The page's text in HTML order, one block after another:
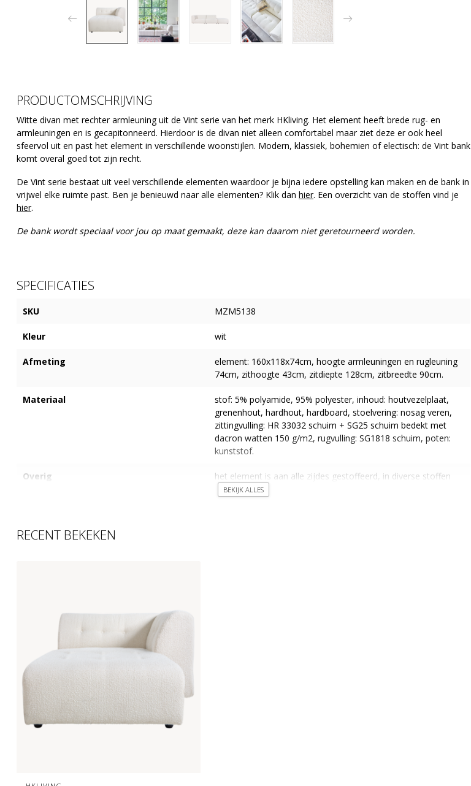
PRODUCTOMSCHRIJVING
Witte divan met rechter armleuning uit de Vint serie van het merk HKliving. Het element heeft brede rug- en
armleuningen en is gecapitonneerd. Hierdoor is de divan niet alleen comfortabel maar ziet deze er ook heel
sfeervol uit en past het element in verschillende woonstijlen. Modern, klassiek, bohemien of electisch: de Vint bank
komt overal goed tot zijn recht.
De Vint serie bestaat uit veel verschillende elementen waardoor je bijna iedere opstelling kan maken en de bank in
vrijwel elke ruimte past. Ben je benieuwd naar alle elementen? Klik dan hier. Een overzicht van de stoffen vind je
hier.
De bank wordt speciaal voor jou op maat gemaakt, deze kan daarom niet geretourneerd worden.
SPECIFICATIES
SKU MZM5138
Kleur wit
Afmeting
element: 160x118x74cm, hoogte armleuningen en rugleuning
74cm, zithoogte 43cm, zitdiepte 128cm, zitbreedte 90cm.
Materiaal
stof: 5% polyamide, 95% polyester, inhoud: houtvezelplaat,
grenenhout, hardhout, hardboard, stoelvering: nosag veren,
zittingvulling: HR 33032 schuim + SG25 schuim bedekt met
dacron watten 150 g/m2, rugvulling: SG1818 schuim, poten:
kunststof.
Overig
het element is aan alle zijdes gestoffeerd, in diverse stoffen
leverbaar, elementen zijn aan elkaar te koppelen d.m.v.
BEKIJK ALLES
RECENT BEKEKEN